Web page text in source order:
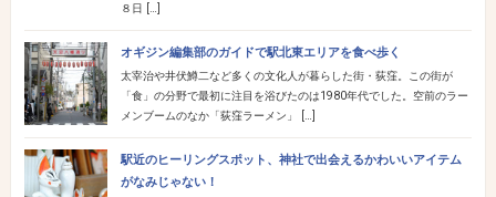
８日 […]
オギジン編集部のガイドで駅北東エリアを食べ歩く
太宰治や井伏鱒二など多くの文化人が暮らした街・荻窪。この街が
「食」の分野で最初に注目を浴びたのは1980年代でした。空前のラー
メンブームのなか「荻窪ラーメン」 […]
駅近のヒーリングスポット、神社で出会えるかわいいアイテム
がなみじゃない！